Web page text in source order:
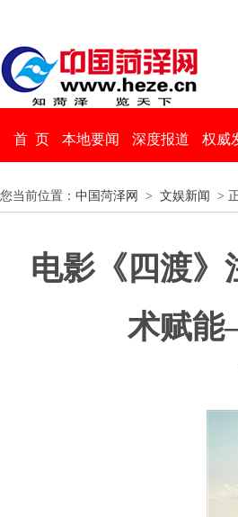
首 页 本地要闻 深度报道 权威
您当前位置： 中国菏泽网 > 文娱新闻 >
电影《四渡》
术赋